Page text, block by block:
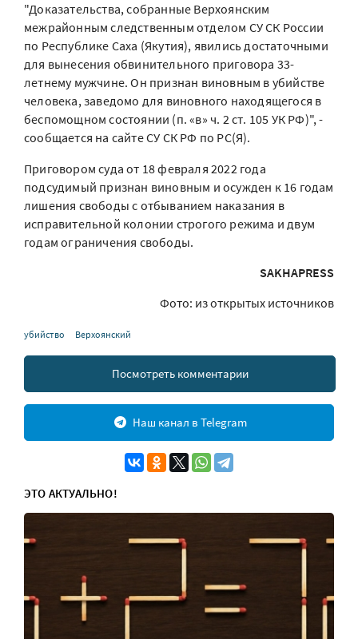
"Доказательства, собранные Верхоянским
межрайонным следственным отделом СУ СК России
по Республике Саха (Якутия), явились достаточными
для вынесения обвинительного приговора 33-
летнему мужчине. Он признан виновным в убийстве
человека, заведомо для виновного находящегося в
беспомощном состоянии (п. «в» ч. 2 ст. 105 УК РФ)", -
сообщается на сайте СУ СК РФ по РС(Я).
Приговором суда от 18 февраля 2022 года
подсудимый признан виновным и осужден к 16 годам
лишения свободы с отбыванием наказания в
исправительной колонии строгого режима и двум
годам ограничения свободы.
SAKHAPRESS
Фото: из открытых источников
убийство Верхоянский
Посмотреть комментарии
Наш канал в Telegram
ЭТО АКТУАЛЬНО!